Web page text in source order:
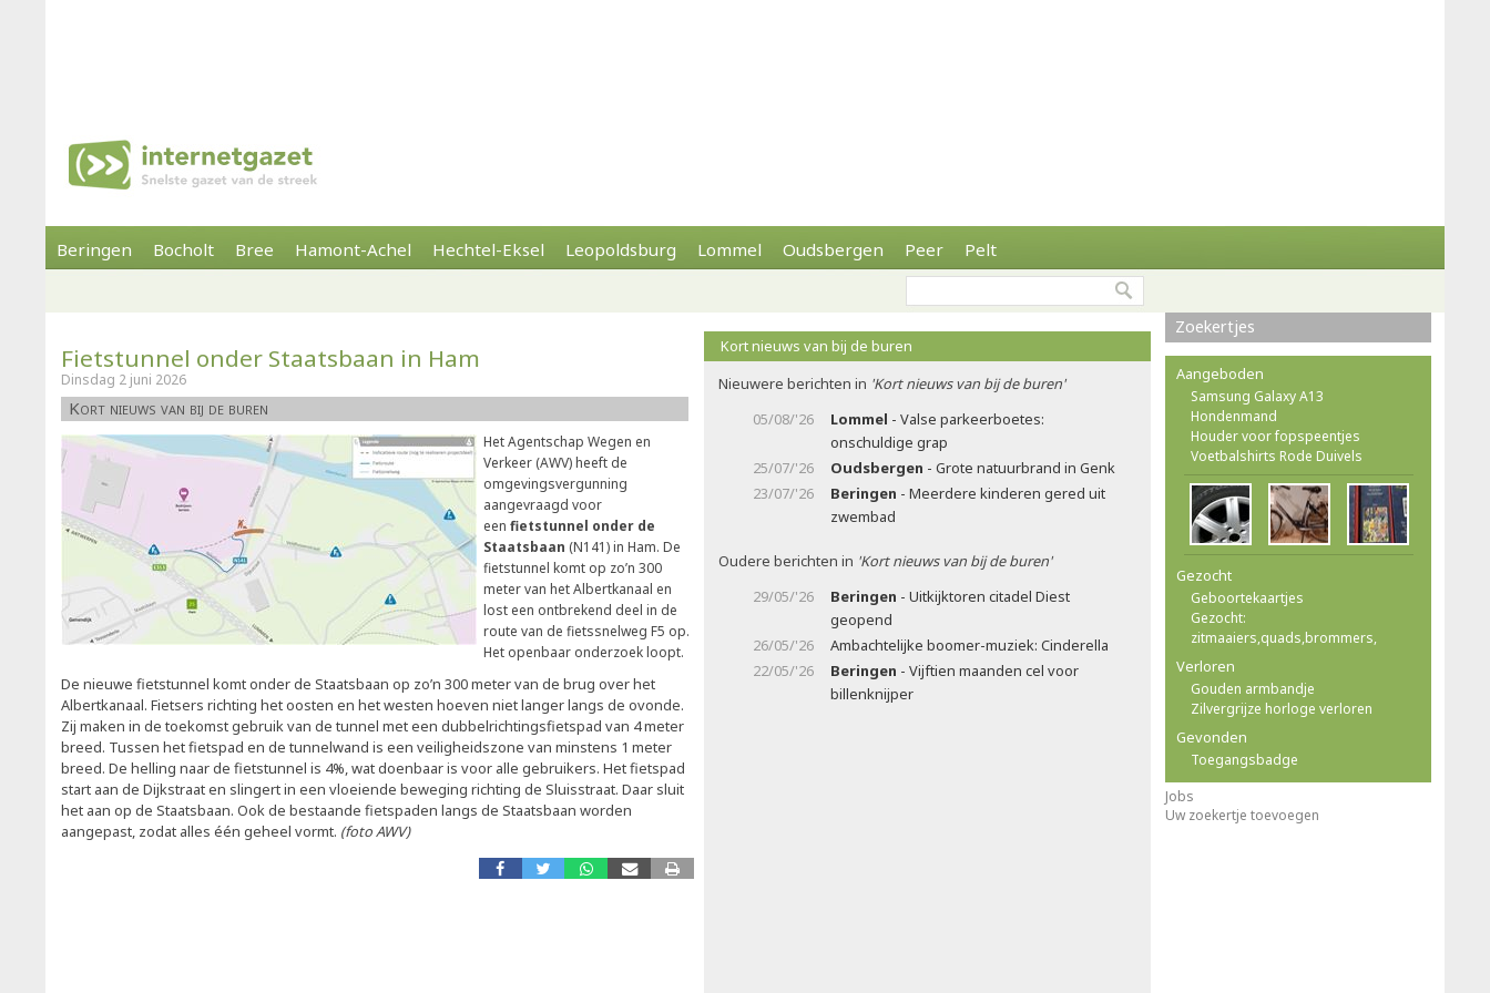
Beringen Bocholt Bree Hamont-Achel Hechtel-Eksel Leopoldsburg Lommel Oudsbergen Peer Pelt
Fietstunnel onder Staatsbaan in Ham
Dinsdag 2 juni 2026
Kort nieuws van bij de buren
Het Agentschap Wegen en
Verkeer (AWV) heeft de
omgevingsvergunning
aangevraagd voor
een fietstunnel onder de
Staatsbaan (N141) in Ham. De
fietstunnel komt op zo’n 300
meter van het Albertkanaal en
lost een ontbrekend deel in de
route van de fietssnelweg F5 op.
Het openbaar onderzoek loopt.
De nieuwe fietstunnel komt onder de Staatsbaan op zo’n 300 meter van de brug over het
Albertkanaal. Fietsers richting het oosten en het westen hoeven niet langer langs de ovonde.
Zij maken in de toekomst gebruik van de tunnel met een dubbelrichtingsfietspad van 4 meter
breed. Tussen het fietspad en de tunnelwand is een veiligheidszone van minstens 1 meter
breed. De helling naar de fietstunnel is 4%, wat doenbaar is voor alle gebruikers. Het fietspad
start aan de Dijkstraat en slingert in een vloeiende beweging richting de Sluisstraat. Daar sluit
het aan op de Staatsbaan. Ook de bestaande fietspaden langs de Staatsbaan worden
aangepast, zodat alles één geheel vormt. (foto AWV)
Kort nieuws van bij de buren
Nieuwere berichten in 'Kort nieuws van bij de buren'
05/08/'26
Lommel - Valse parkeerboetes:
onschuldige grap
25/07/'26
Oudsbergen - Grote natuurbrand in Genk
23/07/'26
Beringen - Meerdere kinderen gered uit
zwembad
Oudere berichten in 'Kort nieuws van bij de buren'
29/05/'26
Beringen - Uitkijktoren citadel Diest
geopend
26/05/'26
Ambachtelijke boomer-muziek: Cinderella
22/05/'26
Beringen - Vijftien maanden cel voor
billenknijper
Zoekertjes
Aangeboden
Samsung Galaxy A13
Hondenmand
Houder voor fopspeentjes
Voetbalshirts Rode Duivels
Gezocht
Geboortekaartjes
Gezocht:
zitmaaiers,quads,brommers,
Verloren
Gouden armbandje
Zilvergrijze horloge verloren
Gevonden
Toegangsbadge
Jobs
Uw zoekertje toevoegen